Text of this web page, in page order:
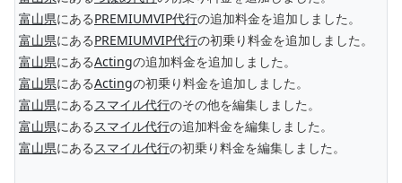
富山県にあるPREMIUMVIP代行の追加料金を追加しました。
富山県にあるPREMIUMVIP代行の初乗り料金を追加しました。
富山県にあるActingの追加料金を追加しました。
富山県にあるActingの初乗り料金を追加しました。
富山県にあるスマイル代行のその他を編集しました。
富山県にあるスマイル代行の追加料金を編集しました。
富山県にあるスマイル代行の初乗り料金を編集しました。